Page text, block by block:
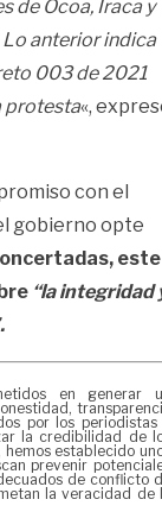
de Ocoa, Iraca y
anterior indica
003 de 2021
protesta«,
con el
gobierno opte
este
“la integridad
en generar
por los periodistas
la credibilidad de
establecido
prevenir
de conflicto
la veracidad de